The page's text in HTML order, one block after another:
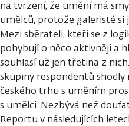
na tvrzení, že umění má
umělců, protože galeristé si
Mezi sběrateli, kteří se z
pohybují o něco aktivněji a
souhlasí už jen třetina z
skupiny respondentů
českého trhu s uměním
s umělci. Nezbývá než
Reportu v následujících